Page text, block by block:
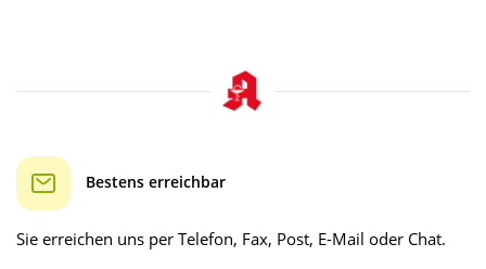
Bestens erreichbar
Sie erreichen uns per Telefon, Fax, Post, E-Mail oder Chat.